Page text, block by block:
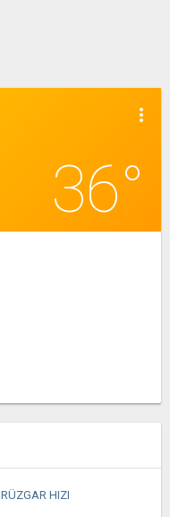
more_vert
36°
RÜZGAR HIZI